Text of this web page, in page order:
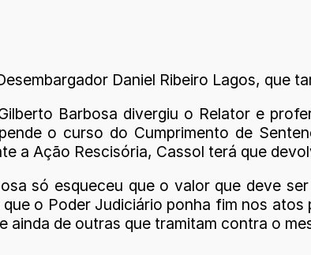
Daniel Ribeiro Lagos, que
Barbosa divergiu o Relator e
o curso do Cumprimento de
a Ação Rescisória, Cassol terá que
só esqueceu que o valor que deve
que o Poder Judiciário ponha fim nos
ainda de outras que tramitam contra o